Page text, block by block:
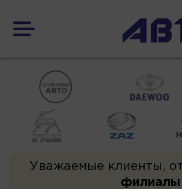
Уважаемые клиенты,
филиалы